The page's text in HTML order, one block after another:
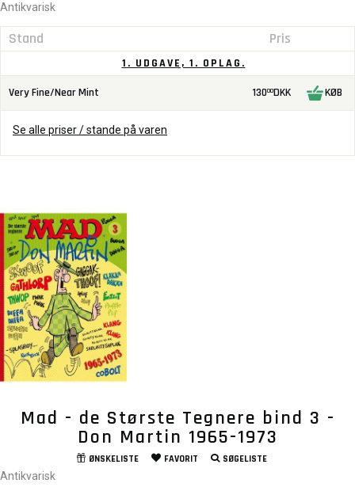
Antikvarisk
Stand Pris
1. UDGAVE, 1. OPLAG.
Very Fine/Near Mint 13000DKK KØB
Se alle priser / stande på varen
Mad - de Største Tegnere bind 3 -
Don Martin 1965-1973
ØNSKELISTE FAVORIT SØGELISTE
Antikvarisk